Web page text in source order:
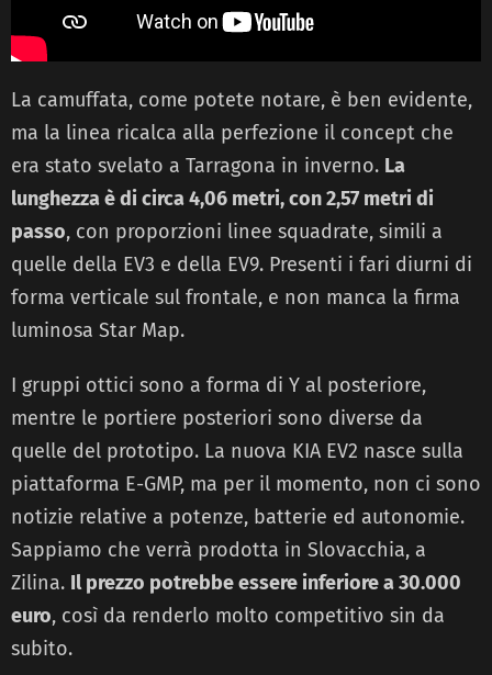
La camuffata, come potete notare, è ben evidente,
ma la linea ricalca alla perfezione il concept che
era stato svelato a Tarragona in inverno. La
lunghezza è di circa 4,06 metri, con 2,57 metri di
passo, con proporzioni linee squadrate, simili a
quelle della EV3 e della EV9. Presenti i fari diurni di
forma verticale sul frontale, e non manca la firma
luminosa Star Map.
I gruppi ottici sono a forma di Y al posteriore,
mentre le portiere posteriori sono diverse da
quelle del prototipo. La nuova KIA EV2 nasce sulla
piattaforma E-GMP, ma per il momento, non ci sono
notizie relative a potenze, batterie ed autonomie.
Sappiamo che verrà prodotta in Slovacchia, a
Zilina. Il prezzo potrebbe essere inferiore a 30.000
euro, così da renderlo molto competitivo sin da
subito.